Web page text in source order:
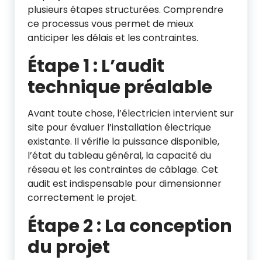
plusieurs étapes structurées. Comprendre
ce processus vous permet de mieux
anticiper les délais et les contraintes.
Étape 1 : L’audit
technique préalable
Avant toute chose, l’électricien intervient sur
site pour évaluer l’installation électrique
existante. Il vérifie la puissance disponible,
l’état du tableau général, la capacité du
réseau et les contraintes de câblage. Cet
audit est indispensable pour dimensionner
correctement le projet.
Étape 2 : La conception
du projet